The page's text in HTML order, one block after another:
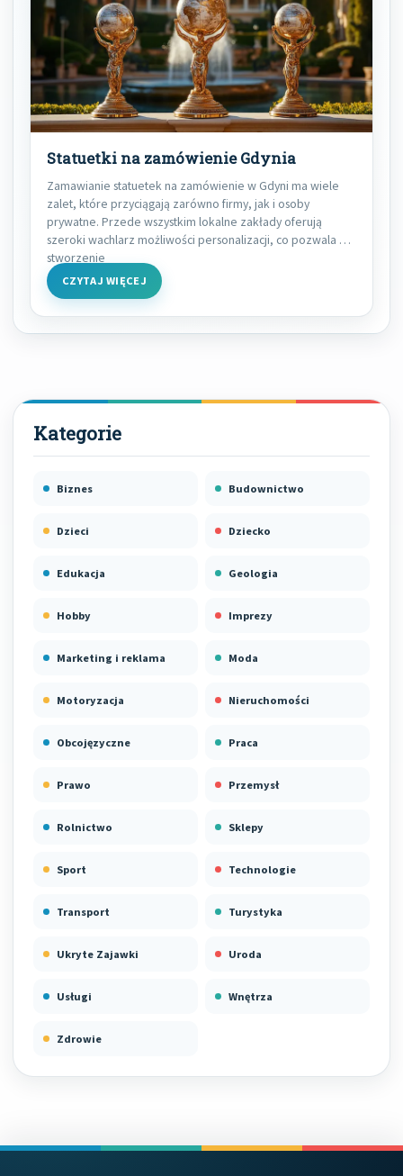
Statuetki na zamówienie Gdynia
Zamawianie statuetek na zamówienie w Gdyni ma wiele
zalet, które przyciągają zarówno firmy, jak i osoby
prywatne. Przede wszystkim lokalne zakłady oferują
szeroki wachlarz możliwości personalizacji, co pozwala na
stworzenie
CZYTAJ WIĘCEJ
Biznes Budownictwo
Dzieci Dziecko
Edukacja Geologia
Hobby Imprezy
Marketing i reklama Moda
Motoryzacja Nieruchomości
Obcojęzyczne Praca
Prawo Przemysł
Rolnictwo Sklepy
Sport Technologie
Transport Turystyka
Ukryte Zajawki Uroda
Usługi Wnętrza
Zdrowie